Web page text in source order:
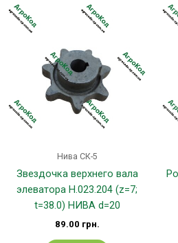
Нива СК-5
Звездочка верхнего вала
элеватора H.023.204 (z=7;
t=38.0) НИВА d=20
89.00 грн.